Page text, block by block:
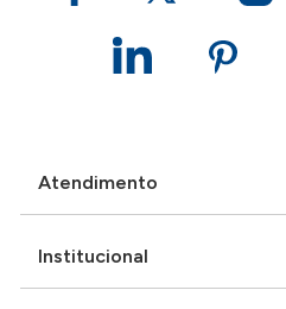
Atendimento
Institucional